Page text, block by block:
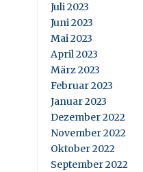
Juli 2023
Juni 2023
Mai 2023
April 2023
März 2023
Februar 2023
Januar 2023
Dezember 2022
November 2022
Oktober 2022
September 2022